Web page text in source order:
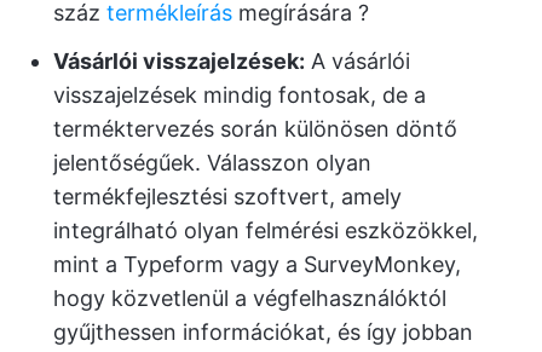
száz termékleírás megírására ?️
Vásárlói visszajelzések: A vásárlói
visszajelzések mindig fontosak, de a
terméktervezés során különösen döntő
jelentőségűek. Válasszon olyan
termékfejlesztési szoftvert, amely
integrálható olyan felmérési eszközökkel,
mint a Typeform vagy a SurveyMonkey,
hogy közvetlenül a végfelhasználóktól
gyűjthessen információkat, és így jobban